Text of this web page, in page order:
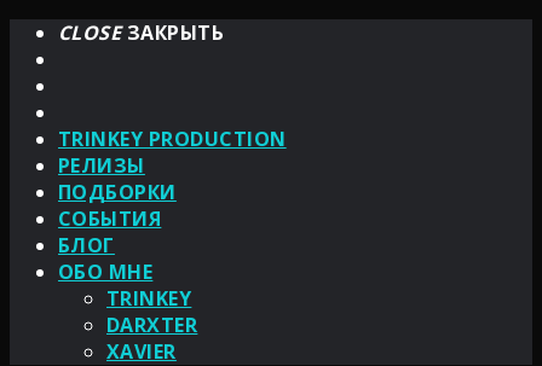
CLOSEЗАКРЫТЬ
TRINKEY PRODUCTION
РЕЛИЗЫ
ПОДБОРКИ
СОБЫТИЯ
БЛОГ
ОБО МНЕ
TRINKEY
DARXTER
XAVIER